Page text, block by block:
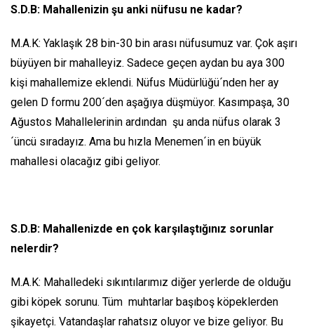
S.D.B: Mahallenizin şu anki nüfusu ne kadar?
M.A.K: Yaklaşık 28 bin-30 bin arası nüfusumuz var. Çok aşırı
büyüyen bir mahalleyiz. Sadece geçen aydan bu aya 300
kişi mahallemize eklendi. Nüfus Müdürlüğü´nden her ay
gelen D formu 200´den aşağıya düşmüyor. Kasımpaşa, 30
Ağustos Mahallelerinin ardından şu anda nüfus olarak 3
´üncü sıradayız. Ama bu hızla Menemen´in en büyük
mahallesi olacağız gibi geliyor.
S.D.B: Mahallenizde en çok karşılaştığınız sorunlar
nelerdir?
M.A.K: Mahalledeki sıkıntılarımız diğer yerlerde de olduğu
gibi köpek sorunu. Tüm muhtarlar başıboş köpeklerden
şikayetçi. Vatandaşlar rahatsız oluyor ve bize geliyor. Bu